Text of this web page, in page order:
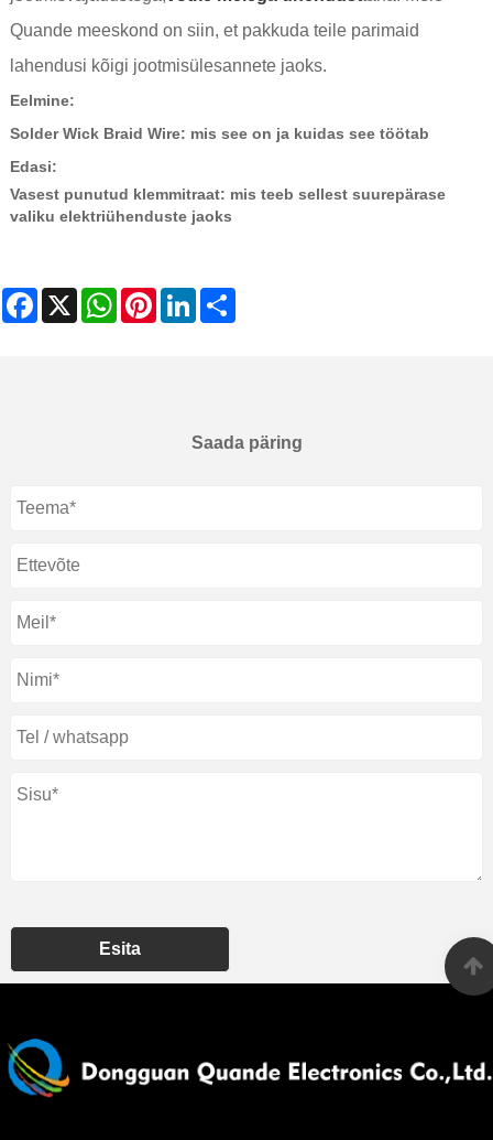
Quande meeskond on siin, et pakkuda teile parimaid
lahendusi kõigi jootmisülesannete jaoks.
Eelmine:
Solder Wick Braid Wire: mis see on ja kuidas see töötab
Edasi:
Vasest punutud klemmitraat: mis teeb sellest suurepärase
valiku elektriühenduste jaoks
Facebook
X WhatsAppPinterestLinkedIn
Saada päring
Esita